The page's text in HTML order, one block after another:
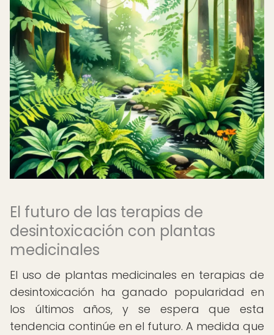
El futuro de las terapias de
desintoxicación con plantas
medicinales
El uso de plantas medicinales en terapias de
desintoxicación ha ganado popularidad en
los últimos años, y se espera que esta
tendencia continúe en el futuro. A medida que